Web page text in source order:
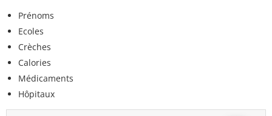
Prénoms
Ecoles
Crèches
Calories
Médicaments
Hôpitaux